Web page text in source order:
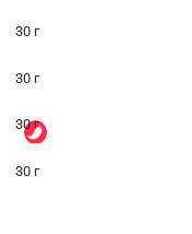
30 г
30 г
30 г
30 г